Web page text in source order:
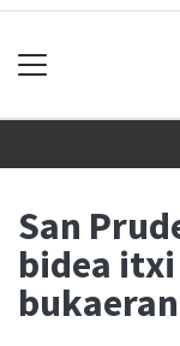
San
bidea
bukaeran